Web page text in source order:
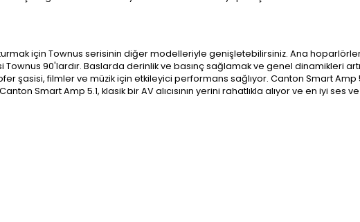
için Townus serisinin diğer modelleriyle genişletebilirsiniz. Ana
90'lardır. Baslarda derinlik ve basınç sağlamak ve genel dinamikleri
şasisi, filmler ve müzik için etkileyici performans sağlıyor. Canton Smart
Smart Amp 5.1, klasik bir AV alıcısının yerini rahatlıkla alıyor ve en iyi